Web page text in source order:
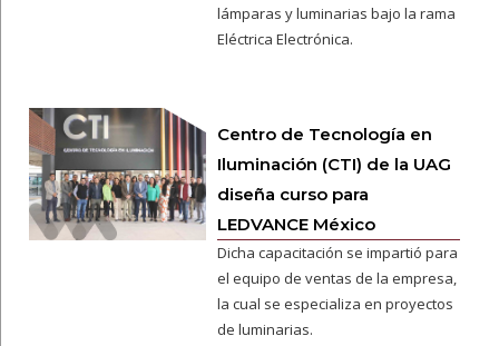
lámparas y luminarias bajo la rama
Eléctrica Electrónica.
Centro de Tecnología en
Iluminación (CTI) de la UAG
diseña curso para
LEDVANCE México
Dicha capacitación se impartió para
el equipo de ventas de la empresa,
la cual se especializa en proyectos
de luminarias.